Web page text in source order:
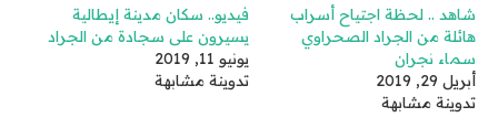
شاهد .. لحظة اجتياح أسراب
هائلة من الجراد الصحراوي
سماء نجران
أبريل 29, 2019
تدوينة مشابهة
فيديو.. سكان مدينة إيطالية
يسيرون على سجادة من الجراد
يونيو 11, 2019
تدوينة مشابهة